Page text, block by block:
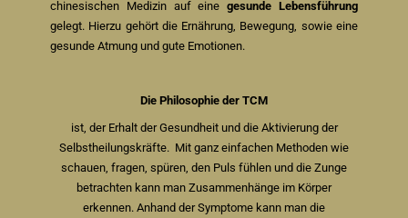
chinesischen Medizin auf einegesunde Lebensführung
gelegt. Hierzu gehört die Ernährung, Bewegung, sowie eine
gesunde Atmung und gute Emotionen.
Die Philosophie der TCM
ist, der Erhalt der Gesundheit und die Aktivierung der
Selbstheilungskräfte. Mit ganz einfachen Methoden wie
schauen, fragen, spüren, den Puls fühlen und die Zunge
betrachten kann man Zusammenhänge im Körper
erkennen. Anhand der Symptome kann man die